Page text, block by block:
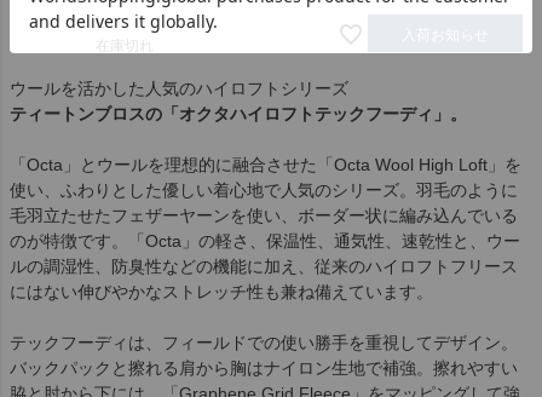
L
在庫切れ
ウールを活かした人気のハイロフトシリーズ
ティートンブロスの「オクタハイロフトテックフーディ」。
「Octa」とウールを理想的に融合させた「Octa Wool High Loft」を
使い、ふわりとした優しい着心地で人気のシリーズ。羽毛のように
毛羽立たせたフェザーヤーンを使い、ボーダー状に編み込んでいる
のが特徴です。「Octa」の軽さ、保温性、通気性、速乾性と、ウー
ルの調湿性、防臭性などの機能に加え、従来のハイロフトフリース
にはない伸びやかなストレッチ性も兼ね備えています。
テックフーディは、フィールドでの使い勝手を重視してデザイン。
バックパックと擦れる肩から胸はナイロン生地で補強。擦れやすい